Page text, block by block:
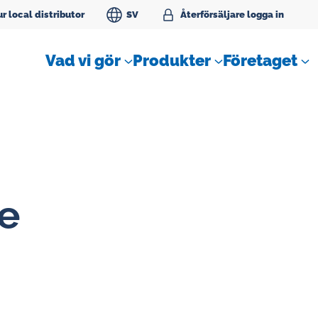
local distributor SV Åter­för­säl­ja­re logga in
Vad vi gör Produkter Företaget